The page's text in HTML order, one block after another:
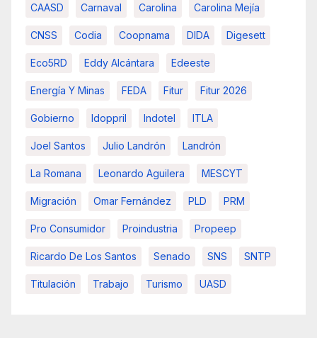
CAASD Carnaval Carolina Carolina Mejía
CNSS Codia Coopnama DIDA Digesett
Eco5RD Eddy Alcántara Edeeste
Energía Y Minas FEDA Fitur Fitur 2026
Gobierno Idoppril Indotel ITLA
Joel Santos Julio Landrón Landrón
La Romana Leonardo Aguilera MESCYT
Migración Omar Fernández PLD PRM
Pro Consumidor Proindustria Propeep
Ricardo De Los Santos Senado SNS SNTP
Titulación Trabajo Turismo UASD